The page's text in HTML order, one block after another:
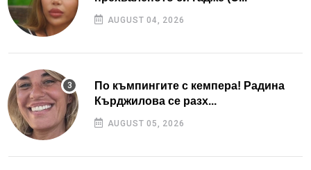
AUGUST 04, 2026
По къмпингите с кемпера! Радина
Кърджилова се разх...
AUGUST 05, 2026